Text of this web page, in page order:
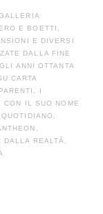
E BOETTI,
E DIVERSI
DALLA FINE
ANNI OTTANTA
CARTA
I
IL SUO NOME
REALTÀ,